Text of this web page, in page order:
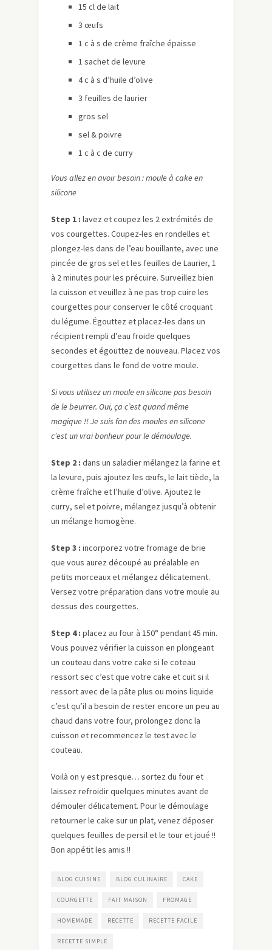
15 cl de lait
3 œufs
1 c à s de crème fraîche épaisse
1 sachet de levure
4 c à s d’huile d’olive
3 feuilles de laurier
gros sel
sel & poivre
1 c à c de curry
Vous allez en avoir besoin : moule à cake en
silicone
Step 1 : lavez et coupez les 2 extrémités de
vos courgettes. Coupez-les en rondelles et
plongez-les dans de l’eau bouillante, avec une
pincée de gros sel et les feuilles de Laurier, 1
à 2 minutes pour les précuire. Surveillez bien
la cuisson et veuillez à ne pas trop cuire les
courgettes pour conserver le côté croquant
du légume. Égouttez et placez-les dans un
récipient rempli d’eau froide quelques
secondes et égouttez de nouveau. Placez vos
courgettes dans le fond de votre moule.
Si vous utilisez un moule en silicone pas besoin
de le beurrer. Oui, ça c’est quand même
magique !! Je suis fan des moules en silicone
c’est un vrai bonheur pour le démoulage.
Step 2 : dans un saladier mélangez la farine et
la levure, puis ajoutez les œufs, le lait tiède, la
crème fraîche et l’huile d’olive. Ajoutez le
curry, sel et poivre, mélangez jusqu’à obtenir
un mélange homogène.
Step 3 : incorporez votre fromage de brie
que vous aurez découpé au préalable en
petits morceaux et mélangez délicatement.
Versez votre préparation dans votre moule au
dessus des courgettes.
Step 4 : placez au four à 150° pendant 45 min.
Vous pouvez vérifier la cuisson en plongeant
un couteau dans votre cake si le coteau
ressort sec c’est que votre cake et cuit si il
ressort avec de la pâte plus ou moins liquide
c’est qu’il a besoin de rester encore un peu au
chaud dans votre four, prolongez donc la
cuisson et recommencez le test avec le
couteau.
Voilà on y est presque… sortez du four et
laissez refroidir quelques minutes avant de
démouler délicatement. Pour le démoulage
retourner le cake sur un plat, venez déposer
quelques feuilles de persil et le tour et joué !!
Bon appétit les amis !!
BLOG CUISINE BLOG CULINAIRE CAKE
COURGETTE FAIT MAISON FROMAGE
HOMEMADE RECETTE RECETTE FACILE
RECETTE SIMPLE